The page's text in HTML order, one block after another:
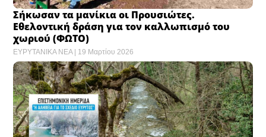
Σήκωσαν τα μανίκια οι Προυσιώτες.
Εθελοντική δράση για τον καλλωπισμό του
χωριού (ΦΩΤΟ)
ΕΥΡΥΤΑΝΙΚΑ ΝΕΑ 19 Μαρτίου 2026